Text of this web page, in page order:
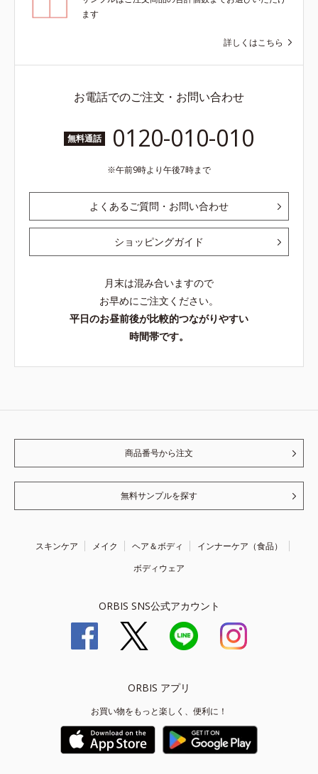
ます
詳しくはこちら
お電話でのご注文・お問い合わせ
無料通話 0120-010-010
午前9時より午後7時まで
よくあるご質問・お問い合わせ
ショッピングガイド
月末は混み合いますので
お早めにご注文ください。
平日のお昼前後が比較的つながりやすい
時間帯です。
商品番号から注文
無料サンプルを探す
スキンケア メイク ヘア＆ボディ
インナーケア（食品）
ボディウェア
ORBIS SNS公式アカウント
ORBIS アプリ
お買い物をもっと楽しく、便利に！